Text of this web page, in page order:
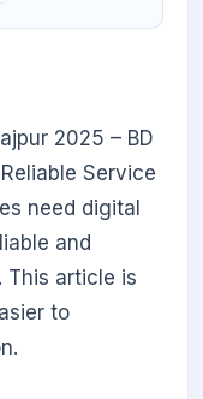
2025 – BD
Service
need digital
and
article is
to